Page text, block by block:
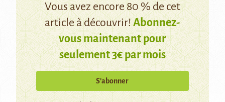
Vous avez encore 80 % de cet
article à découvrir!Abonnez-
vous maintenant pour
seulement 3€ par mois
S’abonner